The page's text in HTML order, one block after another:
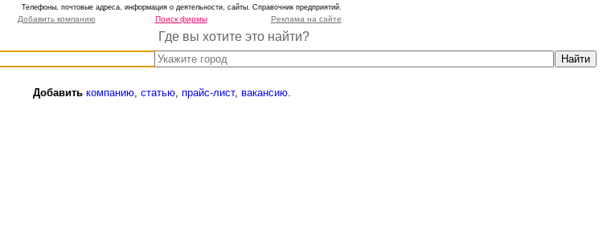
Телефоны, почтовые адреса, информация о деятельности, сайты. Справочник предприятий.
Добавить компанию Поиск фирмы Реклама на сайте
Где вы хотите это найти?
Добавить компанию, статью, прайс-лист, вакансию.